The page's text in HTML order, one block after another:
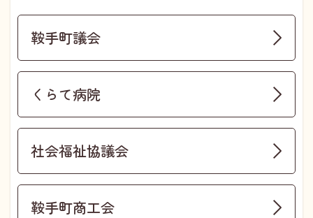
鞍手町議会
くらて病院
社会福祉協議会
鞍手町商工会